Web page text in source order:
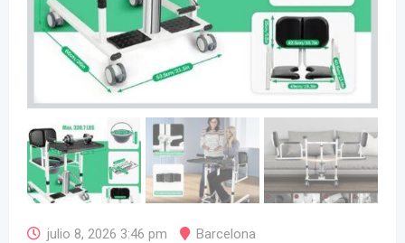
julio 8, 2026 3:46 pm Barcelona